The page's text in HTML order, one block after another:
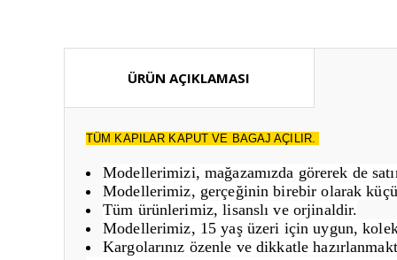
ÜRÜN AÇIKLAMASI
TÜM KAPILAR KAPUT VE BAGAJ AÇILIR.
Modellerimizi, mağazamızda görerek de
Modellerimiz, gerçeğinin birebir olarak
Tüm ürünlerimiz, lisanslı ve orjinaldir.
Modellerimiz, 15 yaş üzeri için uygun,
Kargolarınız özenle ve dikkatle